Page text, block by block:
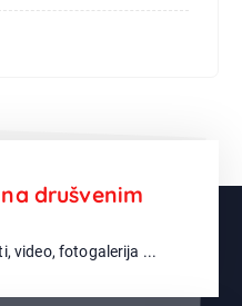
drušvenim
video, fotogalerija ...